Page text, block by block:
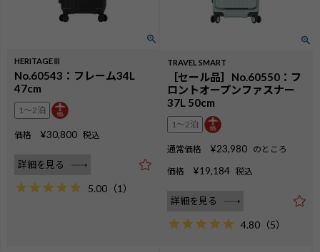
HERITAGEⅢ
No.60543：フレーム34L
47cm
1〜2泊
価格 ¥30,800 税込
詳細を見る
5.00 （1）
TRAVEL SMART
［セール品］No.60550：フ
ロントオープンファスナー
37L 50cm
1〜2泊
通常価格 ¥23,980 のところ
価格 ¥19,184 税込
詳細を見る
4.80 （5）